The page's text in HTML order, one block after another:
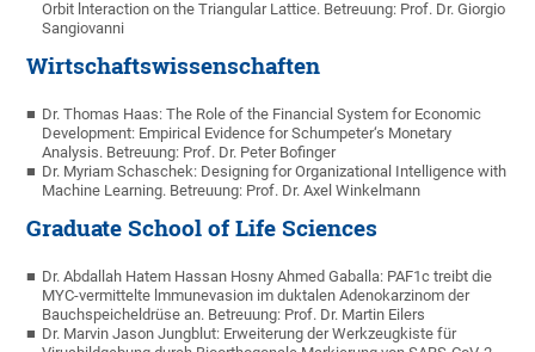
Orbit lnteraction on the Triangular Lattice. Betreuung: Prof. Dr. Giorgio
Sangiovanni
Wirtschaftswissenschaften
Dr. Thomas Haas: The Role of the Financial System for Economic
Development: Empirical Evidence for Schumpeter‘s Monetary
Analysis. Betreuung: Prof. Dr. Peter Bofinger
Dr. Myriam Schaschek: Designing for Organizational Intelligence with
Machine Learning. Betreuung: Prof. Dr. Axel Winkelmann
Graduate School of Life Sciences
Dr. Abdallah Hatem Hassan Hosny Ahmed Gaballa: PAF1c treibt die
MYC-vermittelte lmmunevasion im duktalen Adenokarzinom der
Bauchspeicheldrüse an. Betreuung: Prof. Dr. Martin Eilers
Dr. Marvin Jason Jungblut: Erweiterung der Werkzeugkiste für